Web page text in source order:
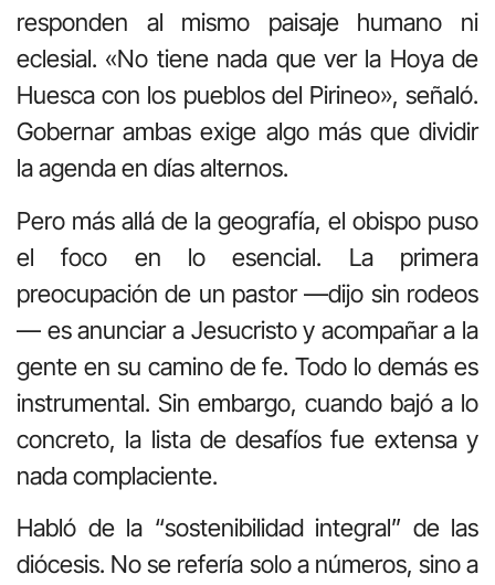
responden al mismo paisaje humano ni
eclesial. «No tiene nada que ver la Hoya de
Huesca con los pueblos del Pirineo», señaló.
Gobernar ambas exige algo más que dividir
la agenda en días alternos.
Pero más allá de la geografía, el obispo puso
el foco en lo esencial. La primera
preocupación de un pastor —dijo sin rodeos
— es anunciar a Jesucristo y acompañar a la
gente en su camino de fe. Todo lo demás es
instrumental. Sin embargo, cuando bajó a lo
concreto, la lista de desafíos fue extensa y
nada complaciente.
Habló de la “sostenibilidad integral” de las
diócesis. No se refería solo a números, sino a